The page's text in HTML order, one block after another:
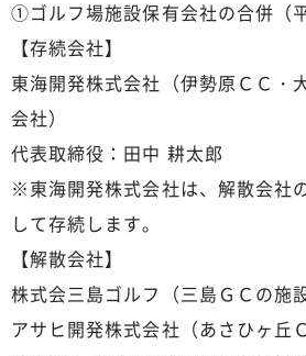
①ゴルフ場施設保有会社の合併（
【存続会社】
東海開発株式会社（伊勢原ＣＣ・
会社）
代表取締役：田中 耕太郎
※東海開発株式会社は、解散会社
して存続します。
【解散会社】
株式会三島ゴルフ（三島ＧＣの施
アサヒ開発株式会社（あさひヶ丘